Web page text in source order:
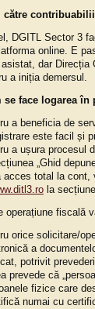
către
DGITL Sector 3
online. E
dar Direcția
a iniția demersul.
se face logarea
a beneficia de
este facil și
a ușura procesul
„Ghid
acces total la cont,
la
operațiune fiscală
orice solicitare/
a
potrivit
prevede că
fizice care
numai cu